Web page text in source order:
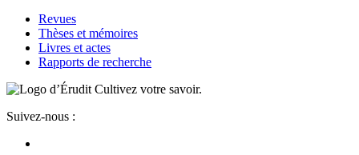
Revues
Thèses et mémoires
Livres et actes
Rapports de recherche
Cultivez votre savoir.
Suivez-nous :